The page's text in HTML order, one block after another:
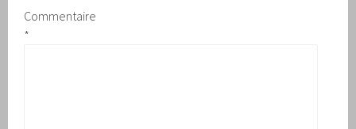
Commentaire
*